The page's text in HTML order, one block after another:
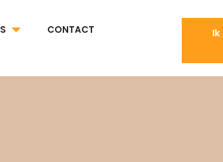
CONTACT